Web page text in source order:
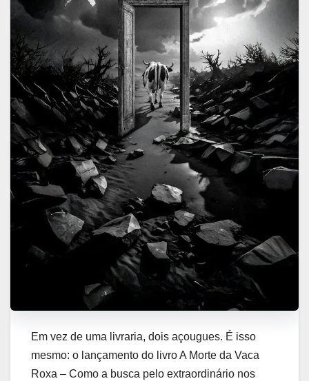
Em vez de uma livraria, dois açougues. É isso
mesmo: o lançamento do livro A Morte da Vaca
Roxa – Como a busca pelo extraordinário nos